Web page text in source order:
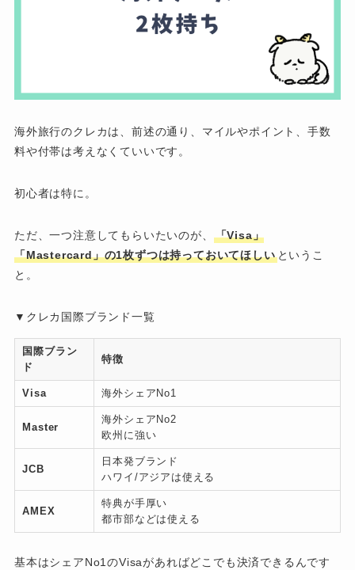
海外旅行のクレカは、前述の通り、マイルやポイント、手数
料や付帯は考えなくていいです。
初心者は特に。
ただ、一つ注意してもらいたいのが、
「Visa」
「Mastercard」の1枚ずつは持っておいてほしいというこ
と。
▼クレカ国際ブランド一覧
国際ブラン
ド
特徴
Visa 海外シェアNo1
Master
海外シェアNo2
欧州に強い
JCB
日本発ブランド
ハワイ/アジアは使える
AMEX
特典が手厚い
都市部などは使える
基本はシェアNo1のVisaがあればどこでも決済できるんです